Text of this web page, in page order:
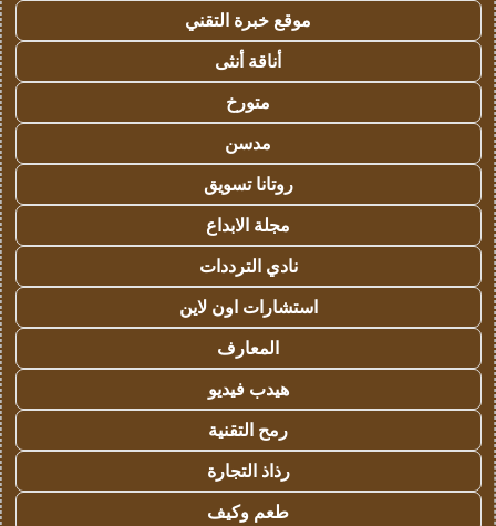
موقع خبرة التقني
أناقة أنثى
متورخ
مدسن
روتانا تسويق
مجلة الابداع
نادي الترددات
استشارات اون لاين
المعارف
هيدب فيديو
رمح التقنية
رذاذ التجارة
طعم وكيف